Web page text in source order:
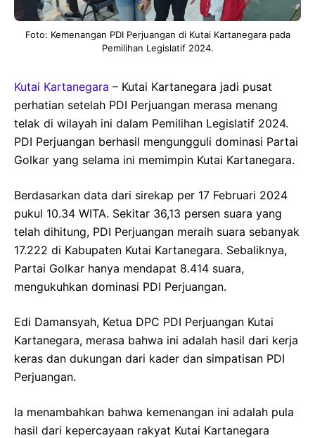
Foto: Kemenangan PDI Perjuangan di Kutai Kartanegara pada
Pemilihan Legislatif 2024.
Kutai Kartanegara – Kutai Kartanegara jadi pusat
perhatian setelah PDI Perjuangan merasa menang
telak di wilayah ini dalam Pemilihan Legislatif 2024.
PDI Perjuangan berhasil mengungguli dominasi Partai
Golkar yang selama ini memimpin Kutai Kartanegara.
Berdasarkan data dari sirekap per 17 Februari 2024
pukul 10.34 WITA. Sekitar 36,13 persen suara yang
telah dihitung, PDI Perjuangan meraih suara sebanyak
17.222 di Kabupaten Kutai Kartanegara. Sebaliknya,
Partai Golkar hanya mendapat 8.414 suara,
mengukuhkan dominasi PDI Perjuangan.
Edi Damansyah, Ketua DPC PDI Perjuangan Kutai
Kartanegara, merasa bahwa ini adalah hasil dari kerja
keras dan dukungan dari kader dan simpatisan PDI
Perjuangan.
Ia menambahkan bahwa kemenangan ini adalah pula
hasil dari kepercayaan rakyat Kutai Kartanegara